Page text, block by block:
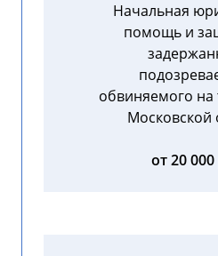
Начальная
помощь и
обвиняемого на
Московской
от 20